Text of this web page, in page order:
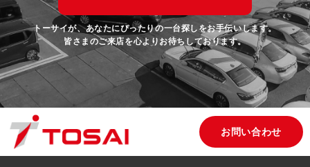
トーサイが、あなたにぴったりの一台探しをお手伝いします。
皆さまのご来店を心よりお待ちしております。
お問い合わせ